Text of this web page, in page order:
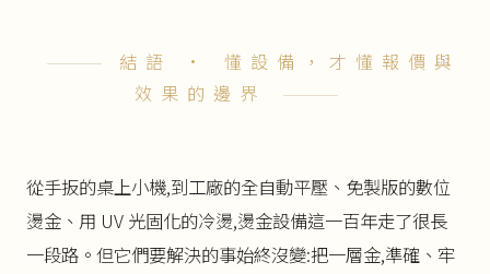
結語 · 懂設備，才懂報價與
效果的邊界
從手扳的桌上小機,到工廠的全自動平壓、免製版的數位
燙金、用 UV 光固化的冷燙,燙金設備這一百年走了很長
一段路。但它們要解決的事始終沒變:把一層金,準確、牢